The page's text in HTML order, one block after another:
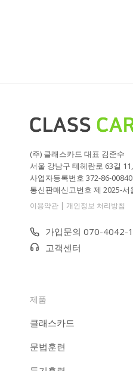
(주) 클래스카드 대표 김준수
서울 강남구 테헤란로 63길
사업자등록번호 372-86-00840
통신판매신고번호 제 2025-서
이용약관 | 개인정보 처리방침
가입문의 070-4042-
고객센터
제품
클래스카드
문법훈련